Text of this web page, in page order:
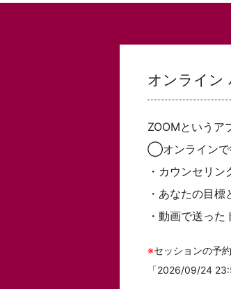
オンライン
ZOOMというア
◯オンラインで
・カウンセリ
・あなたの目
・動画で送っ
※セッションの予
「2026/09/24